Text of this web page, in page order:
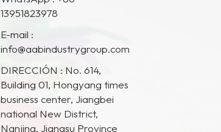
13951823978
E-mail :
info@aabindustrygroup.com
DIRECCIÓN : No. 614,
Building 01, Hongyang times
business center, Jiangbei
national New District,
Nanjing, Jiangsu Province